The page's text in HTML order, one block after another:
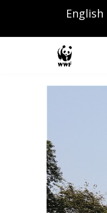
isi
English